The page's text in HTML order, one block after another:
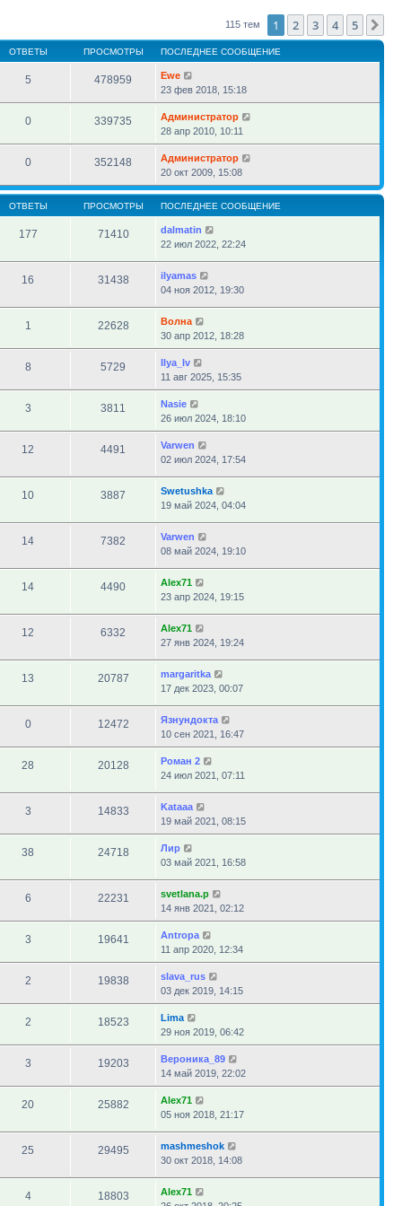
115 тем 1 2 3 4 5
ОТВЕТЫ ПРОСМОТРЫ ПОСЛЕДНЕЕ СООБЩЕНИЕ
5 478959
Ewe
23 фев 2018, 15:18
0 339735
Администратор
28 апр 2010, 10:11
0 352148
Администратор
20 окт 2009, 15:08
ОТВЕТЫ ПРОСМОТРЫ ПОСЛЕДНЕЕ СООБЩЕНИЕ
177 71410
dalmatin
22 июл 2022, 22:24
16 31438
ilyamas
04 ноя 2012, 19:30
1 22628
Волна
30 апр 2012, 18:28
8 5729
Ilya_Iv
11 авг 2025, 15:35
3 3811
Nasie
26 июл 2024, 18:10
12 4491
Varwen
02 июл 2024, 17:54
10 3887
Swetushka
19 май 2024, 04:04
14 7382
Varwen
08 май 2024, 19:10
14 4490
Alex71
23 апр 2024, 19:15
12 6332
Alex71
27 янв 2024, 19:24
13 20787
margaritka
17 дек 2023, 00:07
0 12472
Язнундокта
10 сен 2021, 16:47
28 20128
Роман 2
24 июл 2021, 07:11
3 14833
Kataaa
19 май 2021, 08:15
38 24718
Лир
03 май 2021, 16:58
6 22231
svetlana.p
14 янв 2021, 02:12
3 19641
Antropa
11 апр 2020, 12:34
2 19838
slava_rus
03 дек 2019, 14:15
2 18523
Lima
29 ноя 2019, 06:42
3 19203
Вероника_89
14 май 2019, 22:02
20 25882
Alex71
05 ноя 2018, 21:17
25 29495
mashmeshok
30 окт 2018, 14:08
4 18803
Alex71